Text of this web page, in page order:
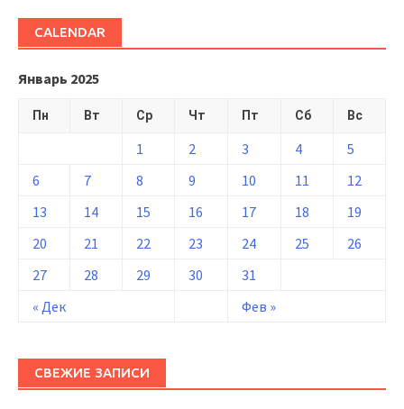
CALENDAR
Январь 2025
Пн Вт Ср Чт Пт Сб Вс
« Дек Фев »
1 2 3 4
5
6
7 8 9 10 11
12
13
14 15 16 17 18
19
20
21 22 23 24 25
26
27
28 29 30 31
СВЕЖИЕ ЗАПИСИ